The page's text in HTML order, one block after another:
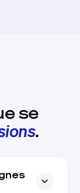
se
.